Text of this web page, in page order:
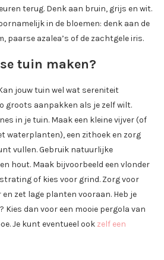
terug. Denk aan bruin, grijs en wit.
in de bloemen: denk aan de
paarse azalea’s of de zachtgele iris.
tuin maken?
jouw tuin wel wat sereniteit
groots aanpakken als je zelf wilt.
in je tuin. Maak een kleine vijver (of
waterplanten), een zithoek en zorg
vullen. Gebruik natuurlijke
hout. Maak bijvoorbeeld een vlonder
of kies voor grind. Zorg voor
zet lage planten vooraan. Heb je
Kies dan voor een mooie pergola van
Je kunt eventueel ook zelf een